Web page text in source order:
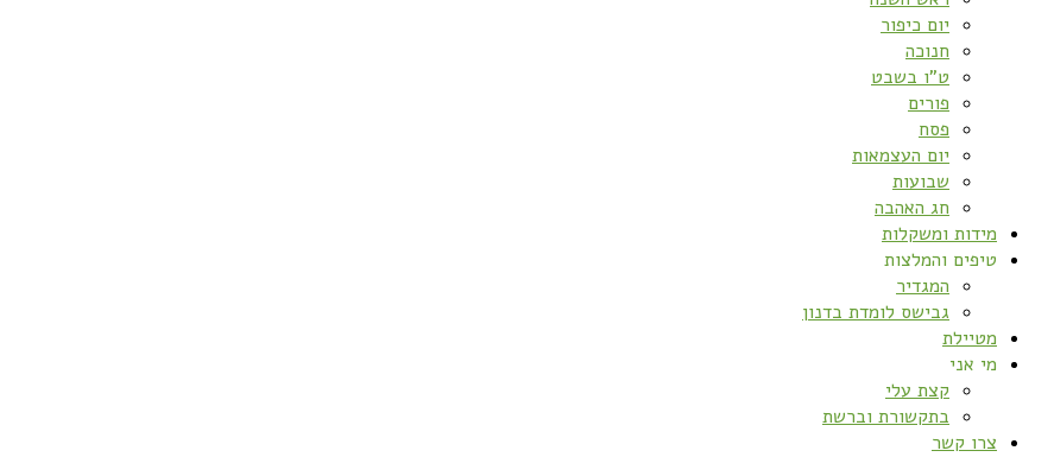
יום כיפור
חנוכה
ט”ו בשבט
פורים
פסח
יום העצמאות
שבועות
חג האהבה
מידות ומשקלות
טיפים והמלצות
המגדיר
גבישס לומדת בדנון
מטיילת
מי אני
קצת עלי
בתקשורת וברשת
צרו קשר